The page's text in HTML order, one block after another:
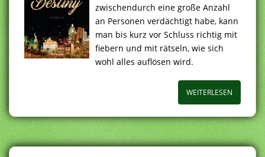
zwischendurch eine große Anzahl
an Personen verdächtigt habe, kann
man bis kurz vor Schluss richtig mit
fiebern und mit rätseln, wie sich
wohl alles auflösen wird.
WEITERLESEN